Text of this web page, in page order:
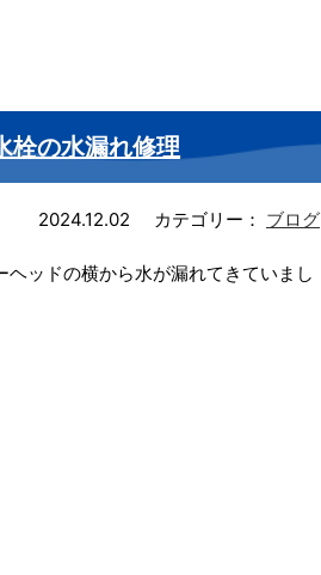
栓の水漏れ修理
2024.12.02 カテゴリー： ブログ
ヘッドの横から水が漏れてきていまし